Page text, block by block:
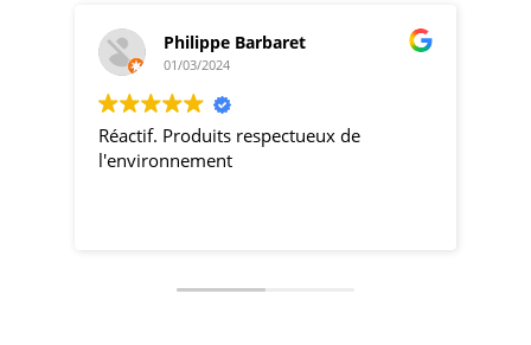
Philippe Barbaret
01/03/2024
Réactif. Produits respectueux de
l'environnement